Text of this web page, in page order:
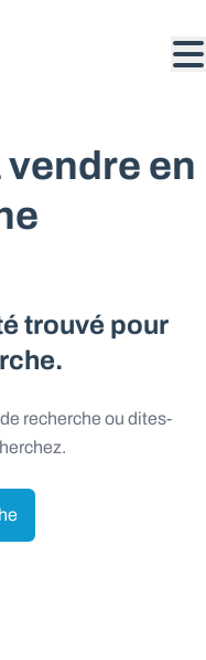
en
trouvé pour
recherche ou dites-